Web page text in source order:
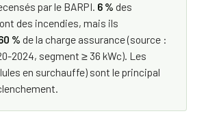
par le BARPI. 6 % des
des incendies, mais ils
% de la charge assurance (source :
2024, segment ≥ 36 kWc). Les
en surchauffe) sont le principal